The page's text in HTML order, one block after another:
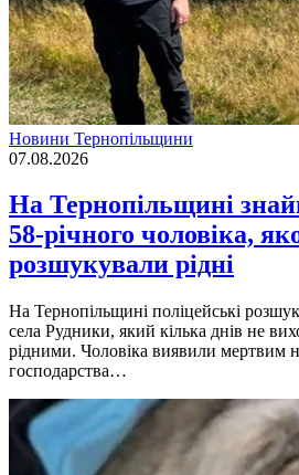
Новини Тернопільщини
07.08.2026
На Тернопільщині
58-річного чоловіка,
розшукували рідні
На Тернопільщині поліцейські
села Рудники, який кілька днів не
рідними. Чоловіка виявили мертвим
господарства…